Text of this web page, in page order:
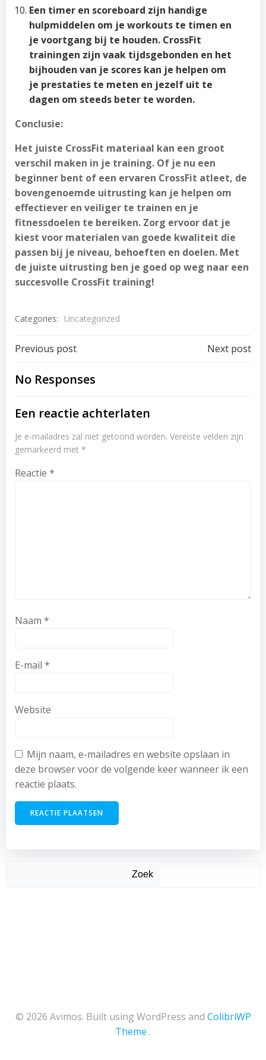
Een timer en scoreboard zijn handige
hulpmiddelen om je workouts te timen en
je voortgang bij te houden. CrossFit
trainingen zijn vaak tijdsgebonden en het
bijhouden van je scores kan je helpen om
je prestaties te meten en jezelf uit te
dagen om steeds beter te worden.
Conclusie:
Het juiste CrossFit materiaal kan een groot
verschil maken in je training. Of je nu een
beginner bent of een ervaren CrossFit atleet, de
bovengenoemde uitrusting kan je helpen om
effectiever en veiliger te trainen en je
fitnessdoelen te bereiken. Zorg ervoor dat je
kiest voor materialen van goede kwaliteit die
passen bij je niveau, behoeften en doelen. Met
de juiste uitrusting ben je goed op weg naar een
succesvolle CrossFit training!
Categories: Uncategorized
Post
navigation
Previous post Next post
No Responses
Een reactie achterlaten
Je e-mailadres zal niet getoond worden. Vereiste velden zijn
gemarkeerd met *
Reactie *
Naam *
E-mail *
Website
Mijn naam, e-mailadres en website opslaan in
deze browser voor de volgende keer wanneer ik een
reactie plaats.
Zoek
© 2026 Avimos. Built using WordPress and ColibriWP
Theme .